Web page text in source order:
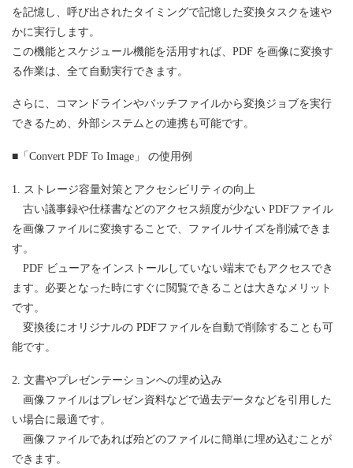
を記憶し、呼び出されたタイミングで記憶した変換タスクを速や
かに実行します。
この機能とスケジュール機能を活用すれば、PDF を画像に変換す
る作業は、全て自動実行できます。
さらに、コマンドラインやバッチファイルから変換ジョブを実行
できるため、外部システムとの連携も可能です。
■「Convert PDF To Image」 の使用例
1. ストレージ容量対策とアクセシビリティの向上
古い議事録や仕様書などのアクセス頻度が少ない PDFファイル
を画像ファイルに変換することで、ファイルサイズを削減できま
す。
PDF ビューアをインストールしていない端末でもアクセスでき
ます。必要となった時にすぐに閲覧できることは大きなメリット
です。
変換後にオリジナルの PDFファイルを自動で削除することも可
能です。
2. 文書やプレゼンテーションへの埋め込み
画像ファイルはプレゼン資料などで過去データなどを引用した
い場合に最適です。
画像ファイルであれば殆どのファイルに簡単に埋め込むことが
できます。